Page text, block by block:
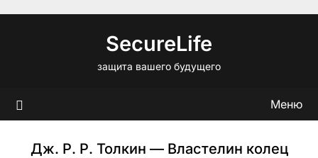
SecureLife
защита вашего будущего
Меню
Дж. Р. Р. Толкин — Властелин колец